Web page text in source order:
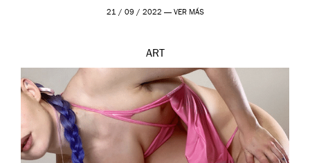
que los humanos tienen un complejo […]
21 / 09 / 2022 — VER MÁS
ART